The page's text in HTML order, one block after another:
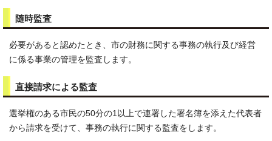
随時監査
必要があると認めたとき、市の財務に関する事務の執行及び経営
に係る事業の管理を監査します。
直接請求による監査
選挙権のある市民の50分の1以上で連署した署名簿を添えた代表者
から請求を受けて、事務の執行に関する監査をします。